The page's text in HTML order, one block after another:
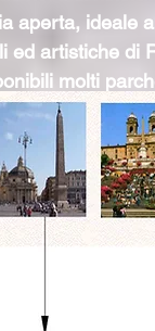
aperta, ideale
ed artistiche di
molti